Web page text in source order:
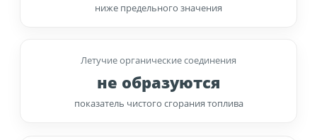
ниже предельного значения
Летучие органические соединения
не образуются
показатель чистого сгорания топлива